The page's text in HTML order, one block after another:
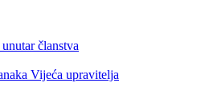
članstva
Vijeća upravitelja